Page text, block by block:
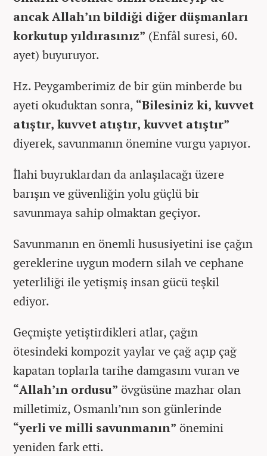
ancak Allah’ın bildiği diğer düşmanları
korkutup yıldırasınız” (Enfâl suresi, 60.
ayet) buyuruyor.
Hz. Peygamberimiz de bir gün minberde bu
ayeti okuduktan sonra, “Bilesiniz ki, kuvvet
atıştır, kuvvet atıştır, kuvvet atıştır”
diyerek, savunmanın önemine vurgu yapıyor.
İlahi buyruklardan da anlaşılacağı üzere
barışın ve güvenliğin yolu güçlü bir
savunmaya sahip olmaktan geçiyor.
Savunmanın en önemli hususiyetini ise çağın
gereklerine uygun modern silah ve cephane
yeterliliği ile yetişmiş insan gücü teşkil
ediyor.
Geçmişte yetiştirdikleri atlar, çağın
ötesindeki kompozit yaylar ve çağ açıp çağ
kapatan toplarla tarihe damgasını vuran ve
“Allah’ın ordusu” övgüsüne mazhar olan
milletimiz, Osmanlı’nın son günlerinde
“yerli ve milli savunmanın” önemini
yeniden fark etti.